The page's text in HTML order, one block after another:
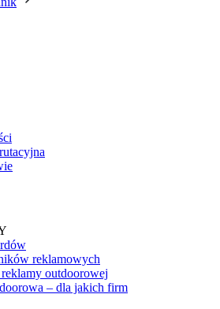
reklamowych
reklamy outdoorowej
– dla jakich firm